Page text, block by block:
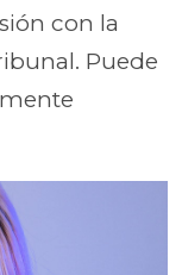
con la
Puede